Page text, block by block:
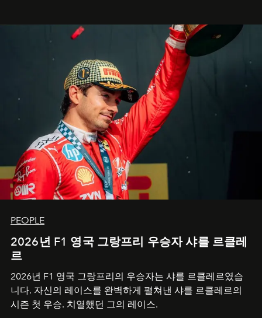
PEOPLE
2026년 F1 영국 그랑프리 우승자 샤를 르클레
르
2026년 F1 영국 그랑프리의 우승자는 샤를 르클레르였습
니다. 자신의 레이스를 완벽하게 펼쳐낸 샤를 르클레르의
시즌 첫 우승. 치열했던 그의 레이스.